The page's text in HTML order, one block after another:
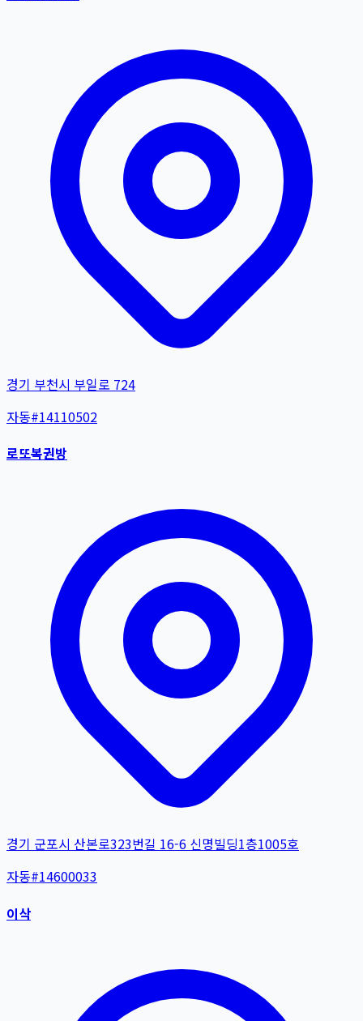
경기 부천시 부일로 724
자동#14110502
로또복권방
경기 군포시 산본로323번길 16-6 신명빌딩1층1005호
자동#14600033
이삭